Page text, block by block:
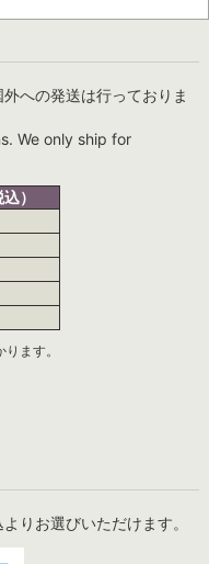
への発送は行っておりま
We only ship for
）
ます。
りお選びいただけます。